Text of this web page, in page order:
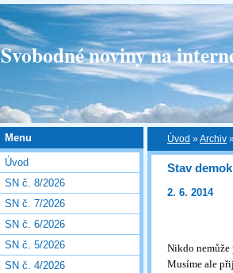
Svobodné noviny na
Úvod »Archiv
Stav
2. 6. 2014
Nikdo nemůže
Musíme ale
Menu
Úvod
SN č. 8/2026
SN č. 7/2026
SN č. 6/2026
SN č. 5/2026
SN č. 4/2026